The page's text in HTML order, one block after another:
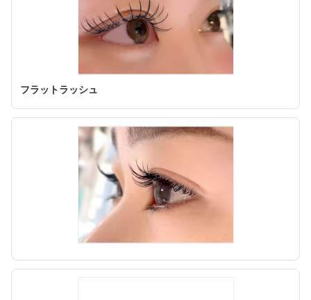
フラットラッシュ